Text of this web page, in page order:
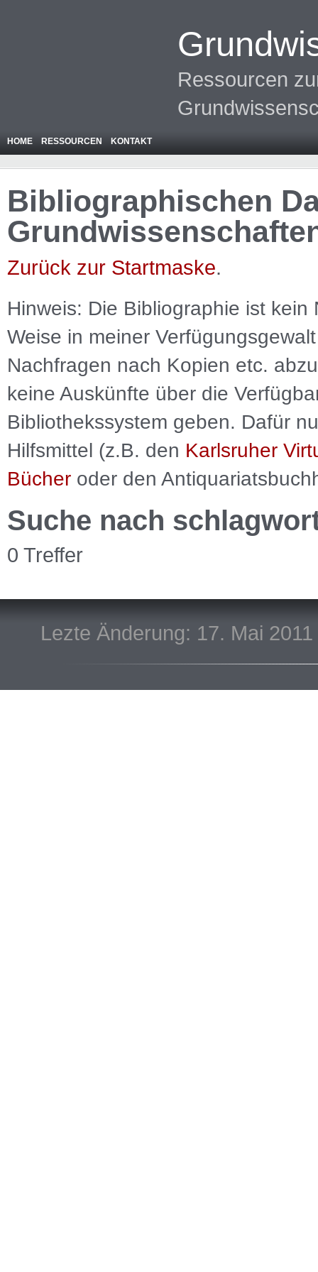
Ressourcen
HOME RESSOURCEN KONTAKT
Bibliographischen
Zurück zur Startmaske.
Hinweis: Die Bibliographie ist kein
Weise in meiner
Nachfragen nach Kopien etc.
keine Auskünfte über die
Bibliothekssystem geben. Dafür
Hilfsmittel (z.B. den Karlsruher
Bücher oder den
Suche nach
0 Treffer
Lezte Änderung: 17. Mai